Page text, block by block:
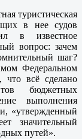
туристическая
в нее судов
в известное
вопрос: зачем
шаг?
Федеральном
что всё сделано
бюджетных
выполнения
«утвержденный
значительный
путей».